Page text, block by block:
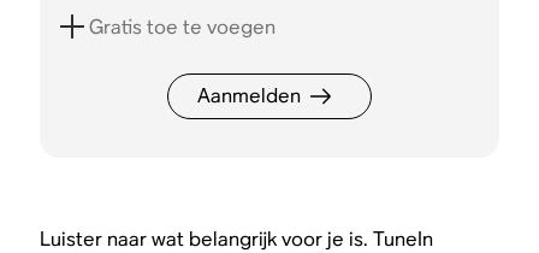
Gratis toe te voegen
Aanmelden
Luister naar wat belangrijk voor je is. TuneIn